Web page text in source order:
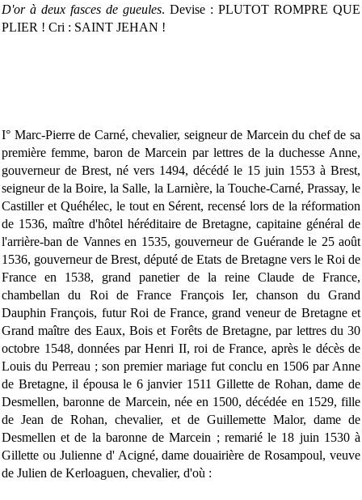
D'or à deux fasces de gueules. Devise : PLUTOT ROMPRE QUE
PLIER ! Cri : SAINT JEHAN !
I° Marc-Pierre de Carné, chevalier, seigneur de Marcein du chef de sa
première femme, baron de Marcein par lettres de la duchesse Anne,
gouverneur de Brest, né vers 1494, décédé le 15 juin 1553 à Brest,
seigneur de la Boire, la Salle, la Larnière, la Touche-Carné, Prassay, le
Castiller et Quéhélec, le tout en Sérent, recensé lors de la réformation
de 1536, maître d'hôtel héréditaire de Bretagne, capitaine général de
l'arrière-ban de Vannes en 1535, gouverneur de Guérande le 25 août
1536, gouverneur de Brest, député de Etats de Bretagne vers le Roi de
France en 1538, grand panetier de la reine Claude de France,
chambellan du Roi de France François Ier, chanson du Grand
Dauphin François, futur Roi de France, grand veneur de Bretagne et
Grand maître des Eaux, Bois et Forêts de Bretagne, par lettres du 30
octobre 1548, données par Henri II, roi de France, après le décès de
Louis du Perreau ; son premier mariage fut conclu en 1506 par Anne
de Bretagne, il épousa le 6 janvier 1511 Gillette de Rohan, dame de
Desmellen, baronne de Marcein, née en 1500, décédée en 1529, fille
de Jean de Rohan, chevalier, et de Guillemette Malor, dame de
Desmellen et de la baronne de Marcein ; remarié le 18 juin 1530 à
Gillette ou Julienne d' Acigné, dame douairière de Rosampoul, veuve
de Julien de Kerloaguen, chevalier, d'où :